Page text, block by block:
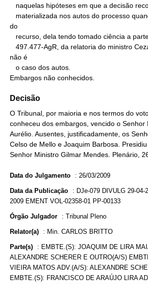
do
não é
Embargos não conhecidos.
Decisão
O Tribunal, por maioria e nos termos do
conheceu dos embargos, vencido o Senhor
Aurélio. Ausentes, justificadamente, os
Celso de Mello e Joaquim Barbosa.
Senhor Ministro Gilmar Mendes. Plenário,
Data do Julgamento : 26/03/2009
Data da Publicação : DJe-079 DIVULG 29-
2009 EMENT VOL-02358-01 PP-00133
Órgão Julgador : Tribunal Pleno
Relator(a) : Min. CARLOS BRITTO
Parte(s) : EMBTE.(S): JOAQUIM DE LIRA
ALEXANDRE SCHERER E OUTRO(A/S)
VIEIRA MATOS ADV.(A/S): ALEXANDRE
EMBTE.(S): FRANCISCO DE ARAÚJO LIRA